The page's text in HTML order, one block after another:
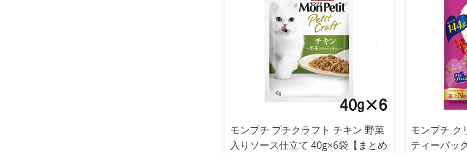
モンプチ プチクラフト チキン 野菜
入りソース仕立て 40g×6袋【まとめ
モンプチ ク
ティーパッ